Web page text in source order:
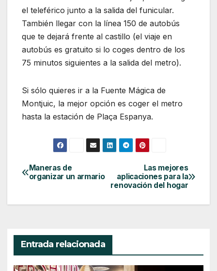
el teleférico junto a la salida del funicular.
También llegar con la línea 150 de autobús
que te dejará frente al castillo (el viaje en
autobús es gratuito si lo coges dentro de los
75 minutos siguientes a la salida del metro).
Si sólo quieres ir a la Fuente Mágica de
Montjuic, la mejor opción es coger el metro
hasta la estación de Plaça Espanya.
Navegación
Las mejores
aplicaciones para la
renovación del hogar
Maneras de
organizar un armario
Entrada relacionada